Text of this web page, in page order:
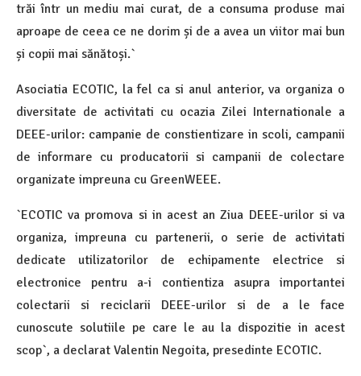
trăi într un mediu mai curat, de a consuma produse mai
aproape de ceea ce ne dorim și de a avea un viitor mai bun
și copii mai sănătoși.`
Asociatia ECOTIC, la fel ca si anul anterior, va organiza o
diversitate de activitati cu ocazia Zilei Internationale a
DEEE-urilor: campanie de constientizare in scoli, campanii
de informare cu producatorii si campanii de colectare
organizate impreuna cu GreenWEEE.
`ECOTIC va promova si in acest an Ziua DEEE-urilor si va
organiza, impreuna cu partenerii, o serie de activitati
dedicate utilizatorilor de echipamente electrice si
electronice pentru a-i contientiza asupra importantei
colectarii si reciclarii DEEE-urilor si de a le face
cunoscute solutiile pe care le au la dispozitie in acest
scop`, a declarat Valentin Negoita, presedinte ECOTIC.